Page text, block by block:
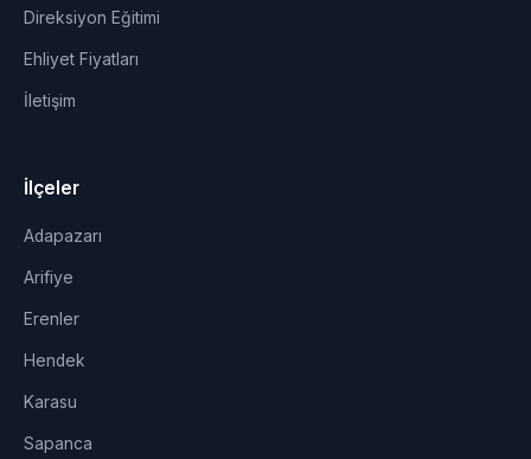
Direksiyon Eğitimi
Ehliyet Fiyatları
İletişim
İlçeler
Adapazarı
Arifiye
Erenler
Hendek
Karasu
Sapanca